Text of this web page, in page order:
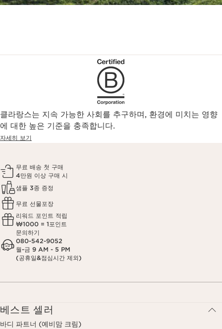
클라랑스는 지속 가능한 사회를 추구하며, 환경에 미치는 영향
에 대한 높은 기준을 충족합니다.
자세히 보기
무료 배송 첫 구매
4만원 이상 구매 시
샘플 3종 증정
무료 선물포장
리워드 포인트 적립
₩1000 = 1포인트
문의하기
080-542-9052
월-금 9 AM - 5 PM
(공휴일&점심시간 제외)
베스트 셀러
바디 파트너 (예비맘 크림)